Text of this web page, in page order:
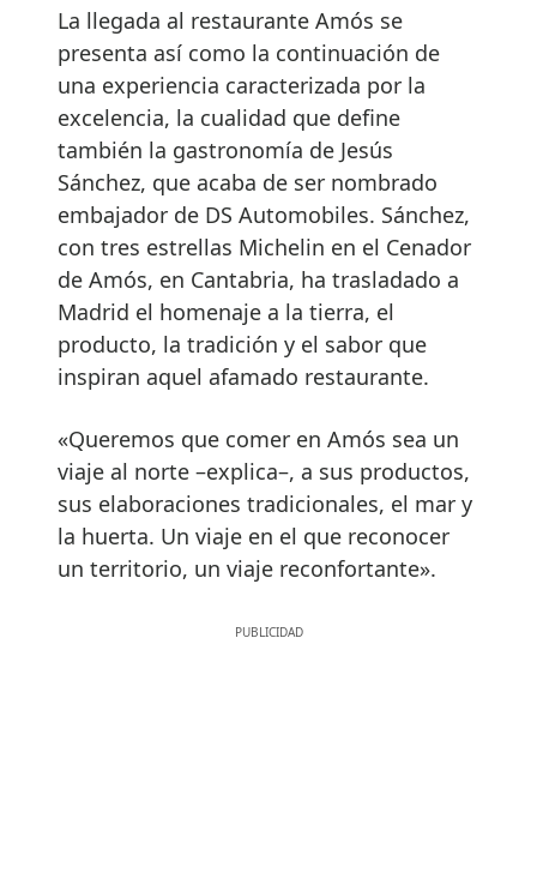
La llegada al restaurante Amós se
presenta así como la continuación de
una experiencia caracterizada por la
excelencia, la cualidad que define
también la gastronomía de Jesús
Sánchez, que acaba de ser nombrado
embajador de DS Automobiles. Sánchez,
con tres estrellas Michelin en el Cenador
de Amós, en Cantabria, ha trasladado a
Madrid el homenaje a la tierra, el
producto, la tradición y el sabor que
inspiran aquel afamado restaurante.
«Queremos que comer en Amós sea un
viaje al norte –explica–, a sus productos,
sus elaboraciones tradicionales, el mar y
la huerta. Un viaje en el que reconocer
un territorio, un viaje reconfortante».